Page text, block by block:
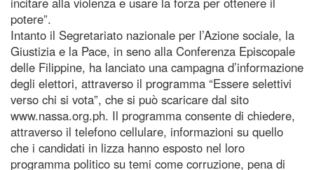
potere”.
Intanto il Segretariato nazionale per l’Azione sociale, la
Giustizia e la Pace, in seno alla Conferenza Episcopale
delle Filippine, ha lanciato una campagna d’informazione
degli elettori, attraverso il programma “Essere selettivi
verso chi si vota”, che si può scaricare dal sito
www.nassa.org.ph. Il programma consente di chiedere,
attraverso il telefono cellulare, informazioni su quello
che i candidati in lizza hanno esposto nel loro
programma politico su temi come corruzione, pena di